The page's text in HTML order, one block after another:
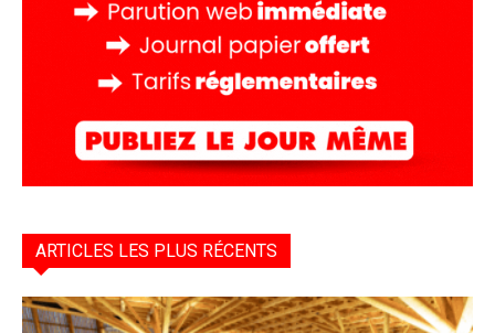
ARTICLES LES PLUS RÉCENTS